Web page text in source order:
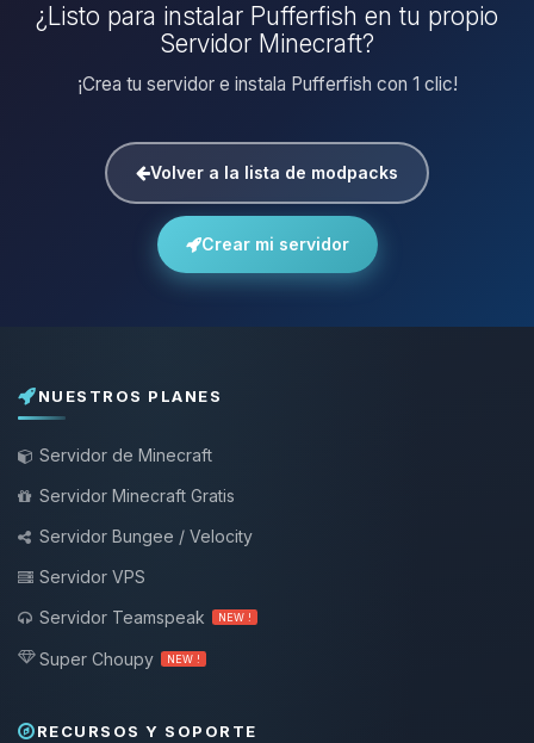
¿Listo para instalar Pufferfish en tu propio
Servidor Minecraft?
¡Crea tu servidor e instala Pufferfish con 1 clic!
Volver a la lista de modpacks
Crear mi servidor
NUESTROS PLANES
Servidor de Minecraft
Servidor Minecraft Gratis
Servidor Bungee / Velocity
Servidor VPS
Servidor Teamspeak
NEW !
Super Choupy NEW !
RECURSOS Y SOPORTE